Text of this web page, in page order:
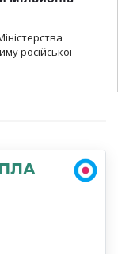
російської